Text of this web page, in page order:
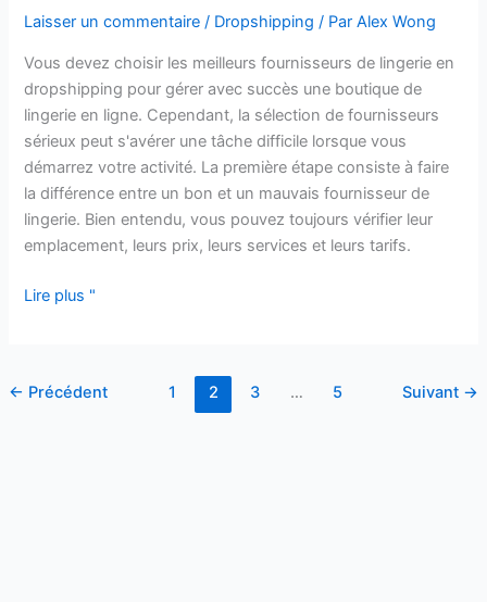
Laisser un commentaire / Dropshipping / ParAlex Wong
Vous devez choisir les meilleurs fournisseurs de lingerie en
dropshipping pour gérer avec succès une boutique de
lingerie en ligne. Cependant, la sélection de fournisseurs
sérieux peut s'avérer une tâche difficile lorsque vous
démarrez votre activité. La première étape consiste à faire
la différence entre un bon et un mauvais fournisseur de
lingerie. Bien entendu, vous pouvez toujours vérifier leur
emplacement, leurs prix, leurs services et leurs tarifs.
Lire plus "
← Précédent 1 2 3 … 5 Suivant →